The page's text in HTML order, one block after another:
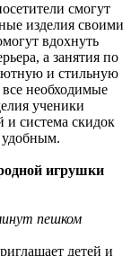
смогут
изделия своими
вдохнуть
а занятия по
и стильную
необходимые
ученики
и система скидок
удобным.
игрушки
пешком
детей и